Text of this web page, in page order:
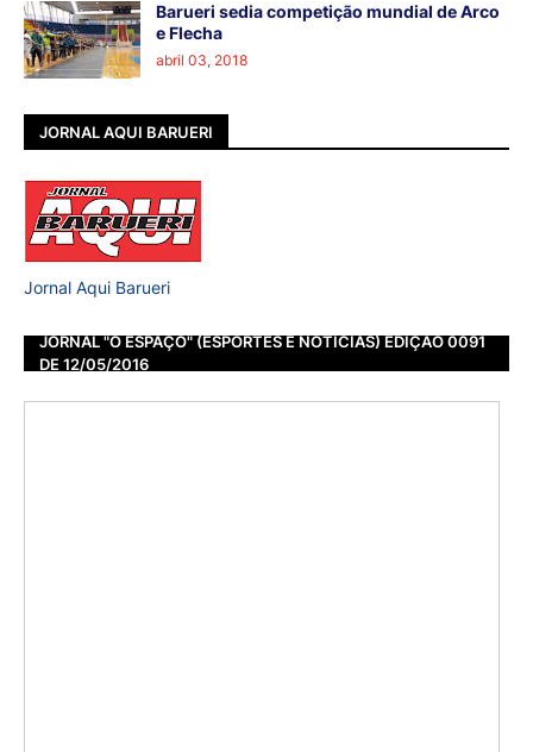
Barueri sedia competição mundial de Arco
e Flecha
abril 03, 2018
JORNAL AQUI BARUERI
Jornal Aqui Barueri
JORNAL "O ESPAÇO" (ESPORTES E NOTÍCIAS) EDIÇÃO 0091
DE 12/05/2016